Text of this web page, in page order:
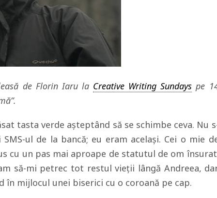
de Florin Iaru la Creative Writing Sundays pe
tasta verde așteptând să se schimbe ceva. Nu
ul de la bancă; eu eram același. Cei o mie
cu un pas mai aproape de statutul de om
să-mi petrec tot restul vieții lângă Andreea,
în mijlocul unei biserici cu o coroană pe cap.